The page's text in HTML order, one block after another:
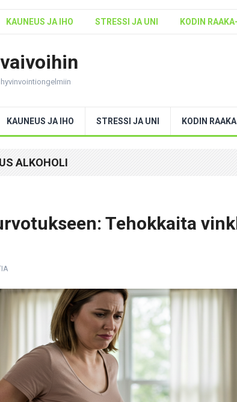
KAUNEUS JA IHO STRESSI JA UNI KODIN
KAUNEUS JA IHO STRESSI JA UNI KODIN
ALKOHOLI
Tehokkaita